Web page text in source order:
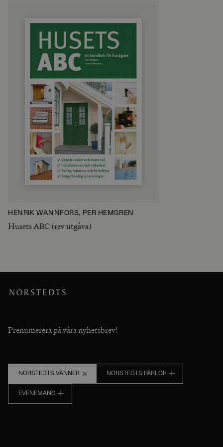
HENRIK WANNFORS, PER HEMGREN
Husets ABC (rev utgåva)
Prenumerera på våra nyhetsbrev!
NORSTEDTS VÄNNER NORSTEDTS PÄRLOR
EVENEMANG